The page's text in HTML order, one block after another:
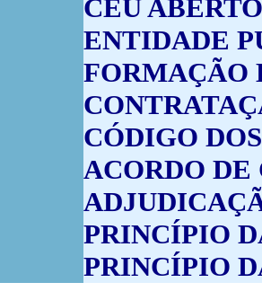
CÉU ABERTO
ENTIDADE
FORMAÇÃO
CÓDIGO
ACORDO DE
PRINCÍPIO
PRINCÍPIO